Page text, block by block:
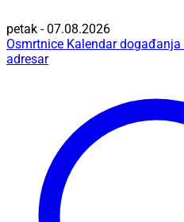
petak - 07.08.2026
Osmrtnice Kalendar događanja
adresar